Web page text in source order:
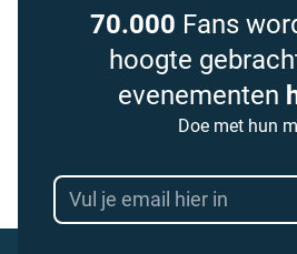
70.000 Fans
hoogte
evenementen
Doe met hun